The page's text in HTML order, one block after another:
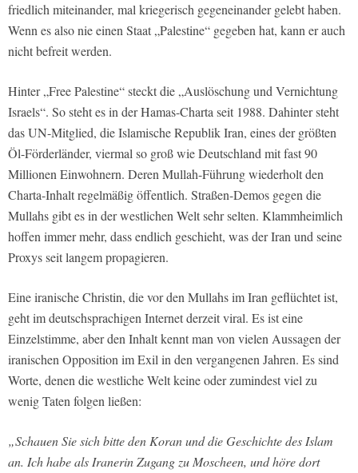
friedlich miteinander, mal kriegerisch gegeneinander gelebt haben.
Wenn es also nie einen Staat „Palestine“ gegeben hat, kann er auch
nicht befreit werden.
Hinter „Free Palestine“ steckt die „Auslöschung und Vernichtung
Israels“. So steht es in der Hamas-Charta seit 1988. Dahinter steht
das UN-Mitglied, die Islamische Republik Iran, eines der größten
Öl-Förderländer, viermal so groß wie Deutschland mit fast 90
Millionen Einwohnern. Deren Mullah-Führung wiederholt den
Charta-Inhalt regelmäßig öffentlich. Straßen-Demos gegen die
Mullahs gibt es in der westlichen Welt sehr selten. Klammheimlich
hoffen immer mehr, dass endlich geschieht, was der Iran und seine
Proxys seit langem propagieren.
Eine iranische Christin, die vor den Mullahs im Iran geflüchtet ist,
geht im deutschsprachigen Internet derzeit viral. Es ist eine
Einzelstimme, aber den Inhalt kennt man von vielen Aussagen der
iranischen Opposition im Exil in den vergangenen Jahren. Es sind
Worte, denen die westliche Welt keine oder zumindest viel zu
wenig Taten folgen ließen:
„Schauen Sie sich bitte den Koran und die Geschichte des Islam
an. Ich habe als Iranerin Zugang zu Moscheen, und höre dort